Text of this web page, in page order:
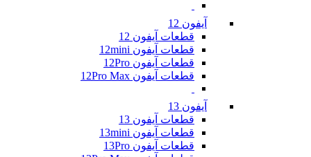
آیفون 12
قطعات آیفون 12
قطعات آیفون 12mini
قطعات آیفون 12Pro
قطعات آیفون 12Pro Max
آیفون 13
قطعات آیفون 13
قطعات آیفون 13mini
قطعات آیفون 13Pro